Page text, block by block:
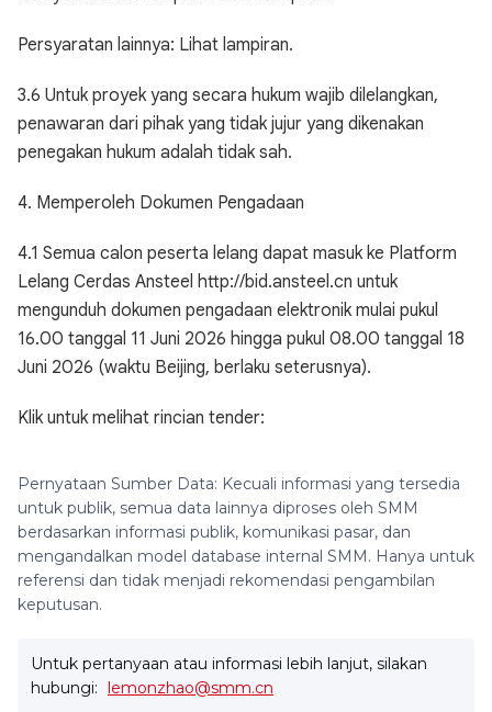
Persyaratan lainnya: Lihat lampiran.
3.6 Untuk proyek yang secara hukum wajib dilelangkan,
penawaran dari pihak yang tidak jujur yang dikenakan
penegakan hukum adalah tidak sah.
4. Memperoleh Dokumen Pengadaan
4.1 Semua calon peserta lelang dapat masuk ke Platform
Lelang Cerdas Ansteel http://bid.ansteel.cn untuk
mengunduh dokumen pengadaan elektronik mulai pukul
16.00 tanggal 11 Juni 2026 hingga pukul 08.00 tanggal 18
Juni 2026 (waktu Beijing, berlaku seterusnya).
Klik untuk melihat rincian tender:
Pernyataan Sumber Data: Kecuali informasi yang tersedia
untuk publik, semua data lainnya diproses oleh SMM
berdasarkan informasi publik, komunikasi pasar, dan
mengandalkan model database internal SMM. Hanya untuk
referensi dan tidak menjadi rekomendasi pengambilan
keputusan.
Untuk pertanyaan atau informasi lebih lanjut, silakan
hubungi: lemonzhao@smm.cn